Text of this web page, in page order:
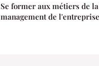
Se former aux métiers de
management de